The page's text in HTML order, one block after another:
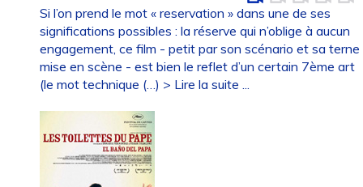
Si l’on prend le mot « reservation » dans une de ses
significations possibles : la réserve qui n’oblige à aucun
engagement, ce film - petit par son scénario et sa terne
mise en scène - est bien le reflet d’un certain 7ème art
(le mot technique (…) > Lire la suite ...